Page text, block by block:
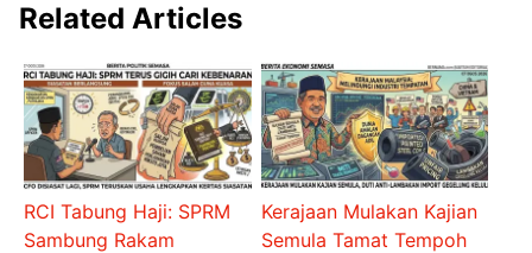
Related Articles
RCI Tabung Haji: SPRM
Sambung Rakam
Kerajaan Mulakan Kajian
Semula Tamat Tempoh